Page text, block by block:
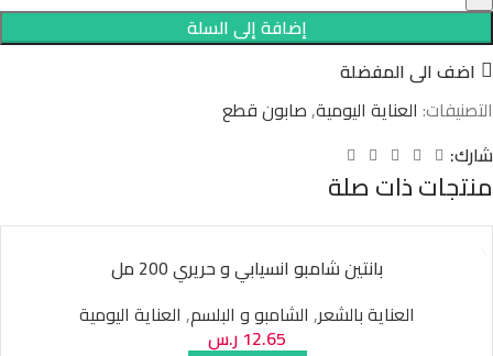
إضافة إلى السلة
اضف الى المفضلة
التصنيفات: العناية اليومية,صابون قطع
شارك:
منتجات ذات صلة
بانتين شامبو انسيابي و حريري 200 مل
العناية بالشعر, الشامبو و البلسم, العناية اليومية
12.65 ر.س